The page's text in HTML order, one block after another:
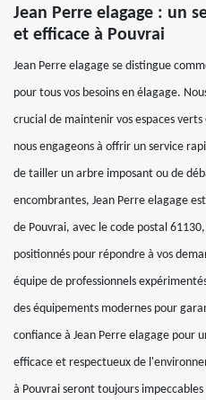
Jean Perre elagage : un
et efficace à Pouvrai
Jean Perre elagage se distingue
pour tous vos besoins en élagage.
crucial de maintenir vos espaces
nous engageons à offrir un service
de tailler un arbre imposant ou de
encombrantes, Jean Perre elagage
de Pouvrai, avec le code postal
positionnés pour répondre à vos
équipe de professionnels
des équipements modernes pour
confiance à Jean Perre elagage pour
efficace et respectueux de
à Pouvrai seront toujours impeccables